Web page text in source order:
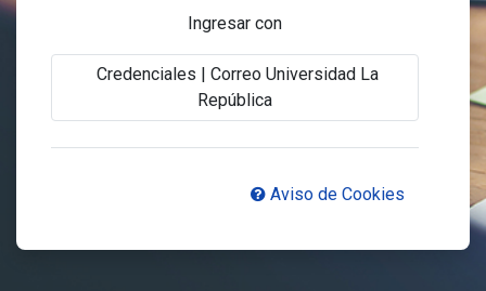
Ingresar con
Credenciales | Correo Universidad La
República
Aviso de Cookies